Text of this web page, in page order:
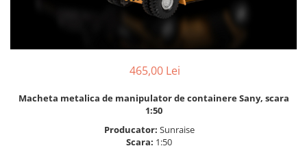
465,00 Lei
Macheta metalica de manipulator de containere Sany, scara
1:50
Producator: Sunraise
Scara: 1:50